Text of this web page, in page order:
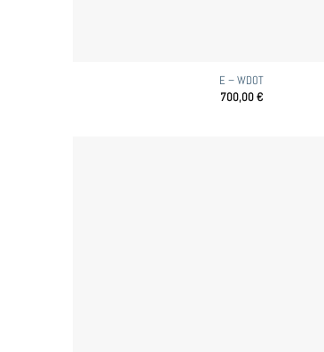
E – WDOT
700,00€